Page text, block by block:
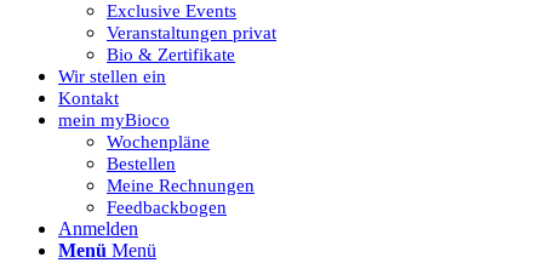
Exclusive Events
Veranstaltungen privat
Bio & Zertifikate
Wir stellen ein
Kontakt
mein myBioco
Wochenpläne
Bestellen
Meine Rechnungen
Feedbackbogen
Anmelden
Menü Menü